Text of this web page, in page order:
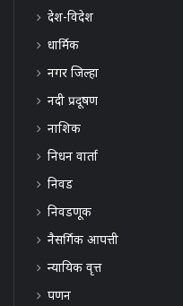
देश-विदेश
धार्मिक
नगर जिल्हा
नदी प्रदूषण
नाशिक
निधन वार्ता
निवड
निवडणूक
नैसर्गिक आपत्ती
न्यायिक वृत्त
पणन